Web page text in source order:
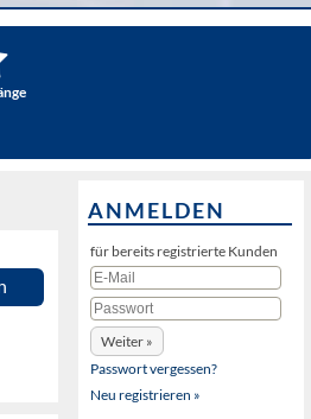
ANMELDEN
für bereits registrierte Kunden
Passwort vergessen?
Neu registrieren »